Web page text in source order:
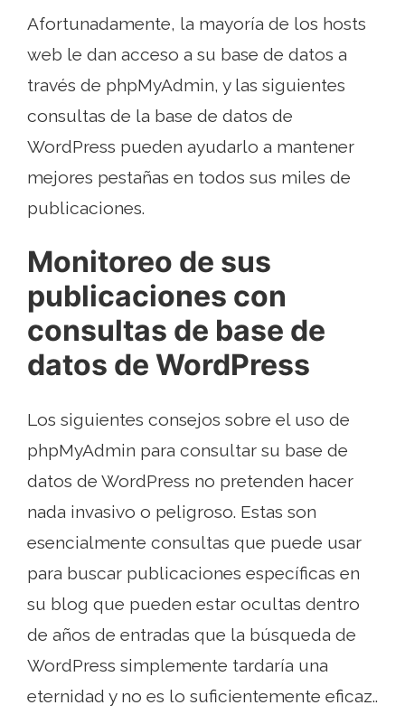
Afortunadamente, la mayoría de los hosts
web le dan acceso a su base de datos a
través de phpMyAdmin, y las siguientes
consultas de la base de datos de
WordPress pueden ayudarlo a mantener
mejores pestañas en todos sus miles de
publicaciones.
Monitoreo de sus
publicaciones con
consultas de base de
datos de WordPress
Los siguientes consejos sobre el uso de
phpMyAdmin para consultar su base de
datos de WordPress no pretenden hacer
nada invasivo o peligroso. Estas son
esencialmente consultas que puede usar
para buscar publicaciones específicas en
su blog que pueden estar ocultas dentro
de años de entradas que la búsqueda de
WordPress simplemente tardaría una
eternidad y no es lo suficientemente eficaz..